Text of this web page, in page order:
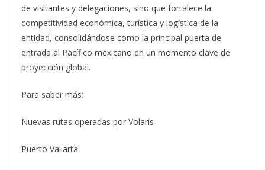
de visitantes y delegaciones, sino que fortalece la
competitividad económica, turística y logística de la
entidad, consolidándose como la principal puerta de
entrada al Pacífico mexicano en un momento clave de
proyección global.
Para saber más:
Nuevas rutas operadas por Volaris
Puerto Vallarta